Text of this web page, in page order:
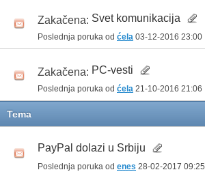
Zakačena: Svet komunikacija
Poslednja poruka od ćela 03-12-2016 23:00
Zakačena: PC-vesti
Poslednja poruka od ćela 21-10-2016 21:06
Tema
PayPal dolazi u Srbiju
Poslednja poruka od enes 28-02-2017 09:25